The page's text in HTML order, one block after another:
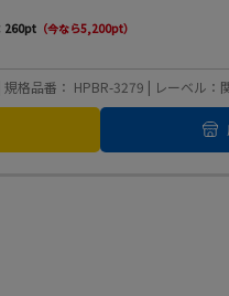
260pt （今なら5,200pt）
格品番： HPBR-3279 | レーベル：